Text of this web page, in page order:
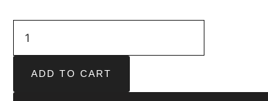
ADD TO CART